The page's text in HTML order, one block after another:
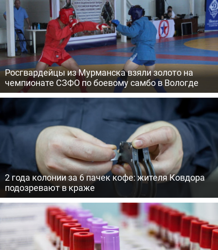
Росгвардейцы из Мурманска взяли золото на
чемпионате СЗФО по боевому самбо в Вологде
2 года колонии за 6 пачек кофе: жителя Ковдора
подозревают в краже